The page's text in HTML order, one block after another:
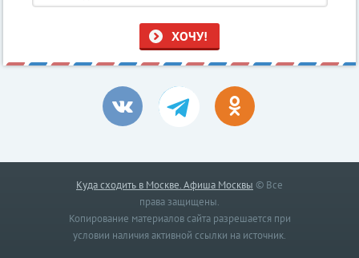
ХОЧУ!
Куда сходить в Москве. Афиша Москвы © Все
права защищены.
Копирование материалов сайта разрешается при
условии наличия активной ссылки на источник.